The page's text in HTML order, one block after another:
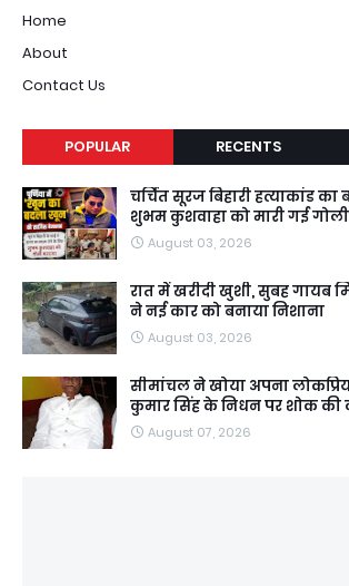
Home
About
Contact Us
POPULAR RECENTS
चर्चित सूरज बिहारी हत्याकांड
शुभम कुशवाहा को मारी गई गोली
August 03, 2026
रात में खरीदी खुशी, सुबह गायब
ने नई कार को बनाया निशाना
August 03, 2026
सीमांचल ने खोया अपना
कुमार सिंह के निधन पर शोक की
August 07, 2026